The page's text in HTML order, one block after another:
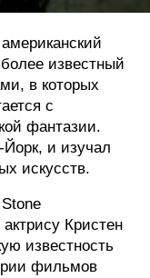
известный
в которых
с
фантазии.
и изучал
искусств.
Кристен
известность
фильмов